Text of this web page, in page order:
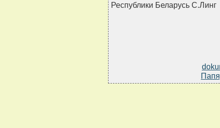
Республики Беларусь С.Линг